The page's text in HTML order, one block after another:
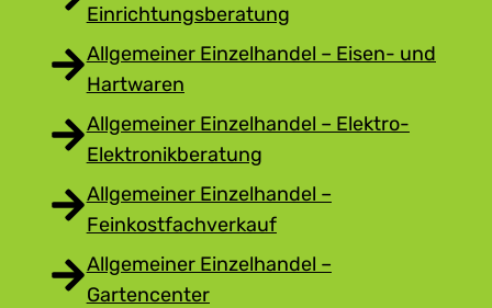
Einrichtungsberatung
Allgemeiner Einzelhandel – Eisen- und
Hartwaren
Allgemeiner Einzelhandel – Elektro-
Elektronikberatung
Allgemeiner Einzelhandel –
Feinkostfachverkauf
Allgemeiner Einzelhandel –
Gartencenter